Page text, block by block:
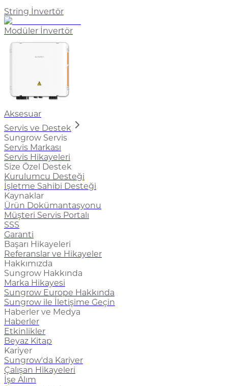
String İnvertör
Modüler İnvertör
Aksesuar
Servis ve Destek
Sungrow Servis
Servis Markası
Servis Hikayeleri
Size Özel Destek
Kurulumcu Desteği
İşletme Sahibi Desteği
Kaynaklar
Ürün Dokümantasyonu
Müşteri Servis Portalı
SSS
Garanti
Başarı Hikayeleri
Referanslar ve Hikayeler
Hakkımızda
Sungrow Hakkında
Marka Hikayesi
Sungrow Europe Hakkında
Sungrow ile İletişime Geçin
Haberler ve Medya
Haberler
Etkinlikler
Beyaz Kitap
Kariyer
Sungrow'da Kariyer
Çalışan Hikayeleri
İşe Alım